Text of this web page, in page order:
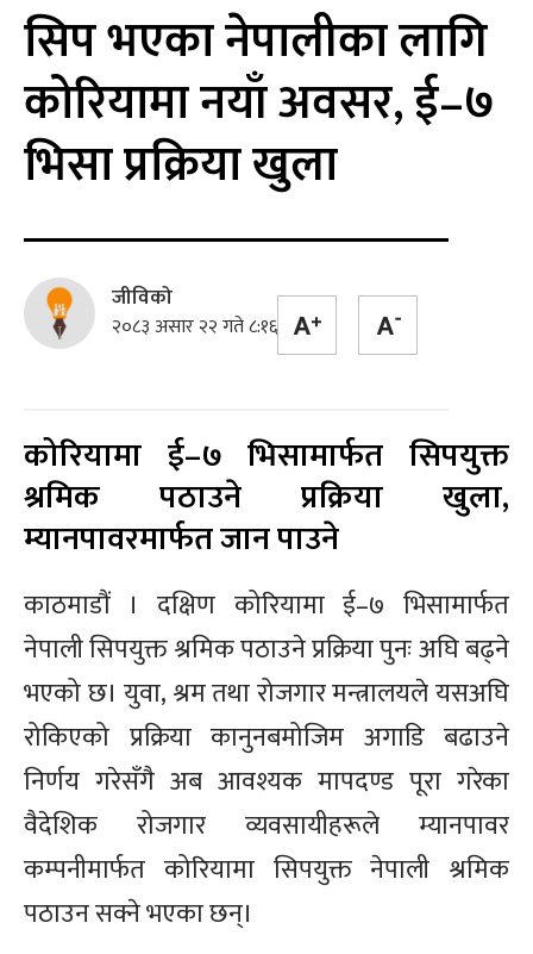
सिप भएका नेपालीका लागि
कोरियामा नयाँ अवसर, ई–७
भिसा प्रक्रिया खुला
जीविको
२०८३ असार २२ गते ८:१६
कोरियामा ई–७ भिसामार्फत सिपयुक्त
श्रमिक पठाउने प्रक्रिया खुला,
म्यानपावरमार्फत जान पाउने
काठमाडौं । दक्षिण कोरियामा ई–७ भिसामार्फत
नेपाली सिपयुक्त श्रमिक पठाउने प्रक्रिया पुनः अघि बढ्ने
भएको छ। युवा, श्रम तथा रोजगार मन्त्रालयले यसअघि
रोकिएको प्रक्रिया कानुनबमोजिम अगाडि बढाउने
निर्णय गरेसँगै अब आवश्यक मापदण्ड पूरा गरेका
वैदेशिक रोजगार व्यवसायीहरूले म्यानपावर
कम्पनीमार्फत कोरियामा सिपयुक्त नेपाली श्रमिक
पठाउन सक्ने भएका छन्।